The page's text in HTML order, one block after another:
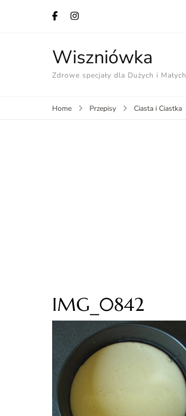
Wiszniówka
Zdrowe specjały dla Dużych i Małych
Home Przepisy Ciasta i Ciastka
IMG_0842